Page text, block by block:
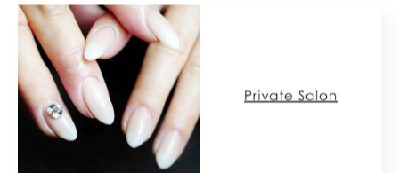
#福祉ネイル
#光脱毛
#飯塚脱毛
#嘉麻脱毛
#メンズ脱毛
#メンズ髭脱毛